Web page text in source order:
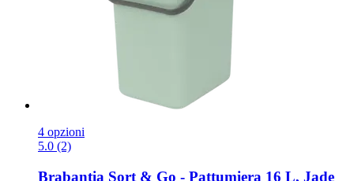
4 opzioni
5.0 (2)
Brabantia Sort & Go -​ Pattumiera 16 L, Jade